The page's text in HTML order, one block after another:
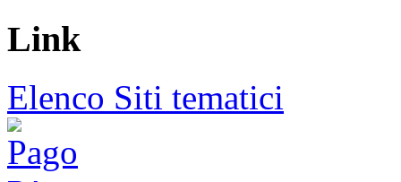
Link
Elenco Siti tematici